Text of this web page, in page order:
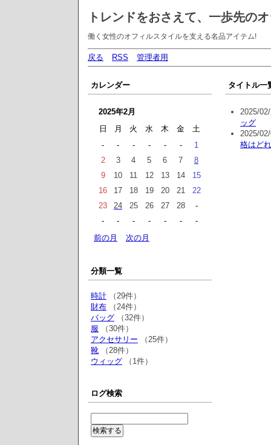
トレンドをおさえて、一歩先の
働く女性のオフィルスタイルを支える名品アイテム!
戻る RSS 管理者用
タイトル一
2025/
ッグ
2025/
格はど
カレンダー
2025年2月
日
月 火 水 木 金
土
-
- - - - -
1
2
3 4 5 6 7
8
9
10 11 12 13 14
15
16
17 18 19 20 21
22
23
24 25 26 27 28
-
-
- - - - -
-
前の月
次の月
分類一覧
時計 （29件）
財布 （24件）
バッグ （32件）
服 （30件）
アクセサリー （25件）
靴 （28件）
ウィッグ （1件）
ログ検索